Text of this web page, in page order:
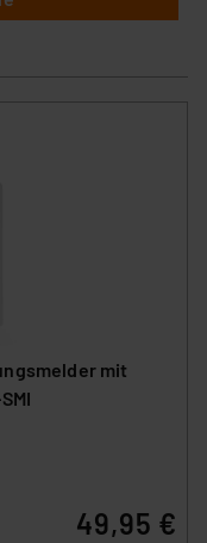
mit
49,95 €